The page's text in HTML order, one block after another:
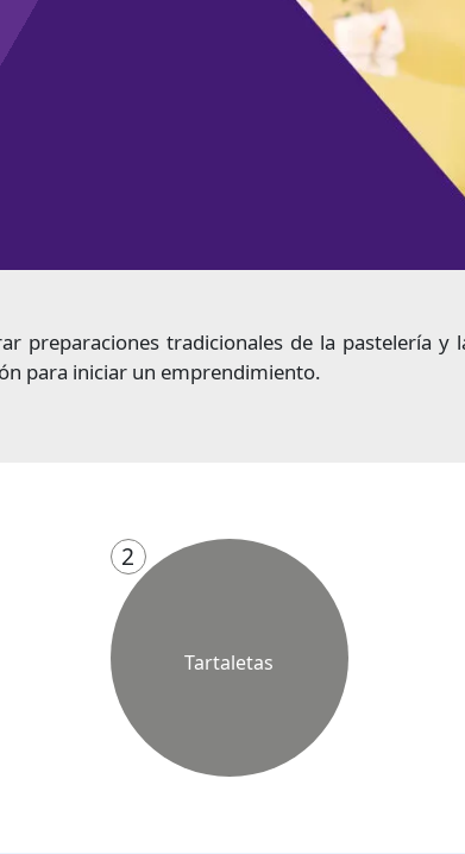
preparaciones tradicionales de la pastelería
para iniciar un emprendimiento.
2
Tartaletas